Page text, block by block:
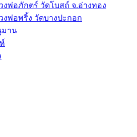
งพ่อภักตร์ วัดโบสถ์ จ.อ่างทอง
งพ่อพริ้ง วัดบางปะกอก
มาน